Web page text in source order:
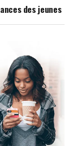
des jeunes